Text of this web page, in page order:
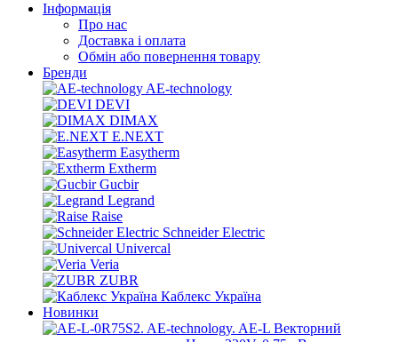
Інформація
Про нас
Доставка і оплата
Обмін або повернення товару
Бренди
AE-technology
DEVI
DIMAX
E.NEXT
Easytherm
Extherm
Gucbir
Legrand
Raise
Schneider Electric
Univercal
Veria
ZUBR
Каблекс Україна
Новинки